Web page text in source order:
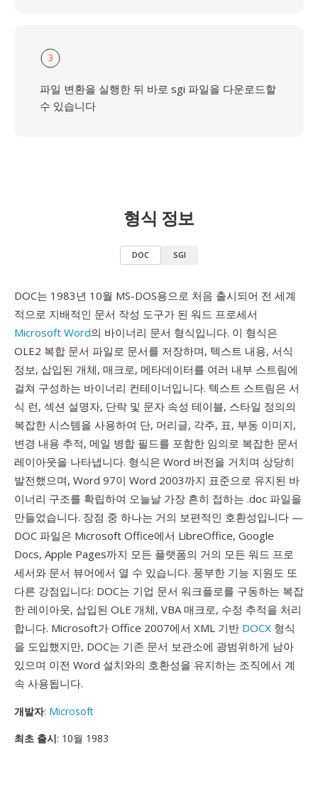
3
파일 변환을 실행한 뒤 바로 sgi 파일을 다운로드할
수 있습니다
형식 정보
DOC SGI
DOC는 1983년 10월 MS-DOS용으로 처음 출시되어 전 세계
적으로 지배적인 문서 작성 도구가 된 워드 프로세서
Microsoft Word의 바이너리 문서 형식입니다. 이 형식은
OLE2 복합 문서 파일로 문서를 저장하며, 텍스트 내용, 서식
정보, 삽입된 개체, 매크로, 메타데이터를 여러 내부 스트림에
걸쳐 구성하는 바이너리 컨테이너입니다. 텍스트 스트림은 서
식 런, 섹션 설명자, 단락 및 문자 속성 테이블, 스타일 정의의
복잡한 시스템을 사용하여 단, 머리글, 각주, 표, 부동 이미지,
변경 내용 추적, 메일 병합 필드를 포함한 임의로 복잡한 문서
레이아웃을 나타냅니다. 형식은 Word 버전을 거치며 상당히
발전했으며, Word 97이 Word 2003까지 표준으로 유지된 바
이너리 구조를 확립하여 오늘날 가장 흔히 접하는 .doc 파일을
만들었습니다. 장점 중 하나는 거의 보편적인 호환성입니다 —
DOC 파일은 Microsoft Office에서 LibreOffice, Google
Docs, Apple Pages까지 모든 플랫폼의 거의 모든 워드 프로
세서와 문서 뷰어에서 열 수 있습니다. 풍부한 기능 지원도 또
다른 강점입니다: DOC는 기업 문서 워크플로를 구동하는 복잡
한 레이아웃, 삽입된 OLE 개체, VBA 매크로, 수정 추적을 처리
합니다. Microsoft가 Office 2007에서 XML 기반 DOCX 형식
을 도입했지만, DOC는 기존 문서 보관소에 광범위하게 남아
있으며 이전 Word 설치와의 호환성을 유지하는 조직에서 계
속 사용됩니다.
개발자: Microsoft
최초 출시: 10월 1983